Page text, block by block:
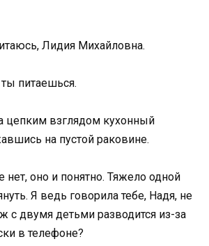
Лидия Михайловна.
питаешься.
цепким взглядом кухонный
на пустой раковине.
оно и понятно. Тяжело одной
Я ведь говорила тебе, Надя, не
с двумя детьми разводится из-за
в телефоне?